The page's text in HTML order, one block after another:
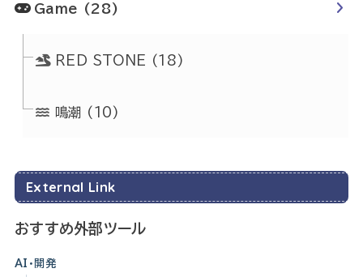
Game (28)
RED STONE (18)
鳴潮 (10)
External Link
おすすめ外部ツール
AI・開発